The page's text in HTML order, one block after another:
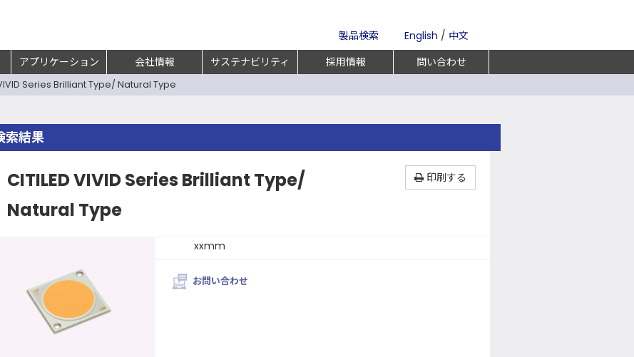
製品検索 English / 中文
アプリケーション 会社情報 サステナビリティ 採用情報 問い合わせ
VIVID Series Brilliant Type/ Natural Type
索結果
CITILED VIVID Series Brilliant Type/
Natural Type
印刷する
xxmm
お問い合わせ